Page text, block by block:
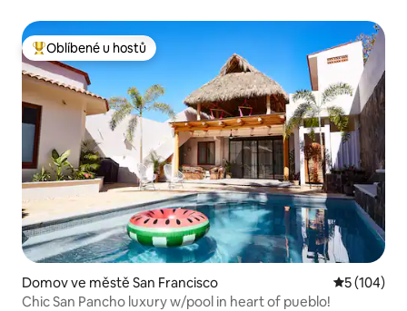
Nejlepší v kategorii Oblíbené u hostů
Oblíbené u hostů
Domov ve městě San Francisco Průměrné
5 (104)
Chic San Pancho luxury w/pool in heart of pueblo!